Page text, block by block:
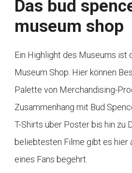
Das bud
museum shop
Ein Highlight des Museums ist
Museum Shop. Hier können
Palette von Merchandising-
Zusammenhang mit Bud
T-Shirts über Poster bis hin zu
beliebtesten Filme gibt es hier
eines Fans begehrt.